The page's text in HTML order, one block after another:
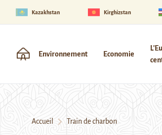
Kazakhstan Kirghizstan
Environnement Economie
Accueil Train de charbon